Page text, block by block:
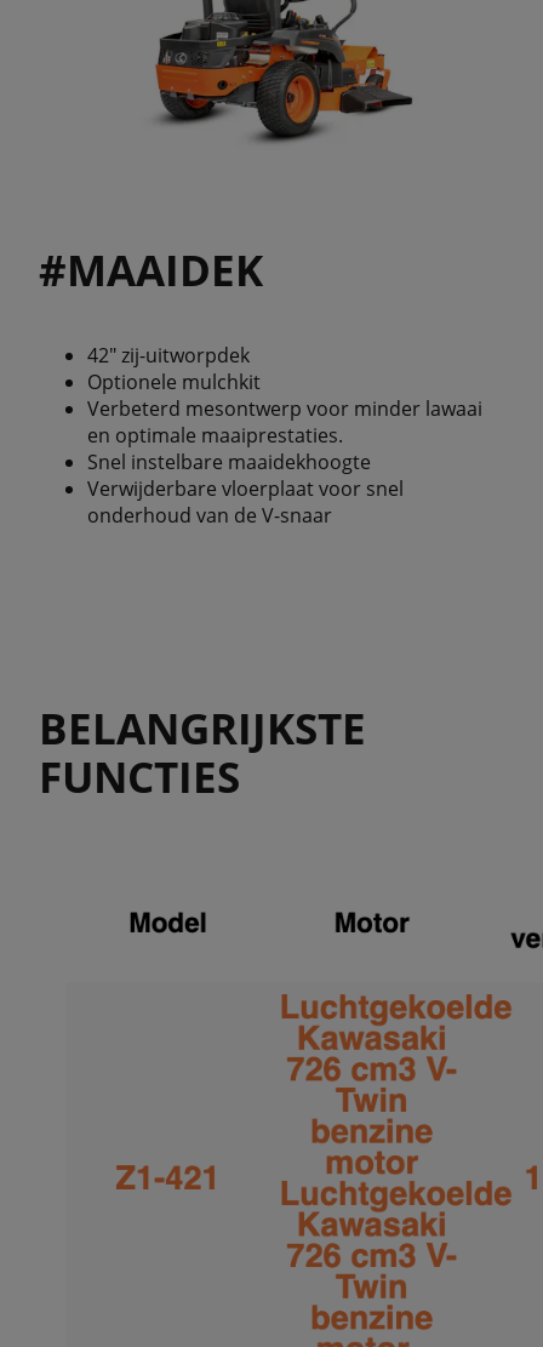
#MAAIDEK
42" zij-uitworpdek
Optionele mulchkit
Verbeterd mesontwerp voor minder lawaai
en optimale maaiprestaties.
Snel instelbare maaidekhoogte
Verwijderbare vloerplaat voor snel
onderhoud van de V-snaar
BELANGRIJKSTE
FUNCTIES